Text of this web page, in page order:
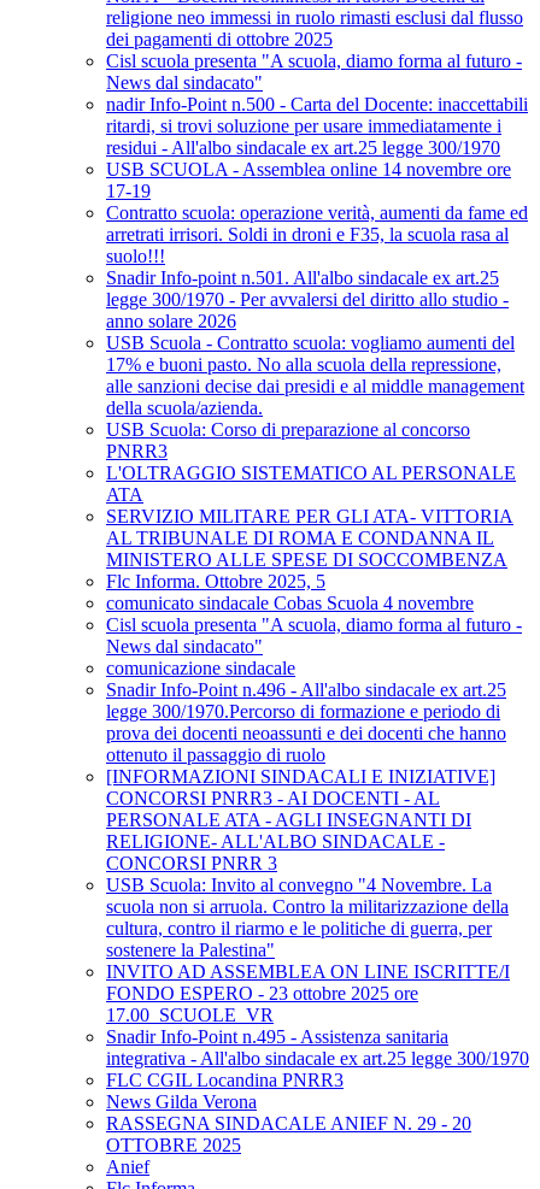
religione neo immessi in ruolo rimasti esclusi dal flusso
dei pagamenti di ottobre 2025
Cisl scuola presenta "A scuola, diamo forma al futuro -
News dal sindacato"
nadir Info-Point n.500 - Carta del Docente: inaccettabili
ritardi, si trovi soluzione per usare immediatamente i
residui - All'albo sindacale ex art.25 legge 300/1970
USB SCUOLA - Assemblea online 14 novembre ore
17-19
Contratto scuola: operazione verità, aumenti da fame ed
arretrati irrisori. Soldi in droni e F35, la scuola rasa al
suolo!!!
Snadir Info-point n.501. All'albo sindacale ex art.25
legge 300/1970 - Per avvalersi del diritto allo studio -
anno solare 2026
USB Scuola - Contratto scuola: vogliamo aumenti del
17% e buoni pasto. No alla scuola della repressione,
alle sanzioni decise dai presidi e al middle management
della scuola/azienda.
USB Scuola: Corso di preparazione al concorso
PNRR3
L'OLTRAGGIO SISTEMATICO AL PERSONALE
ATA
SERVIZIO MILITARE PER GLI ATA- VITTORIA
AL TRIBUNALE DI ROMA E CONDANNA IL
MINISTERO ALLE SPESE DI SOCCOMBENZA
Flc Informa. Ottobre 2025, 5
comunicato sindacale Cobas Scuola 4 novembre
Cisl scuola presenta "A scuola, diamo forma al futuro -
News dal sindacato"
comunicazione sindacale
Snadir Info-Point n.496 - All'albo sindacale ex art.25
legge 300/1970.Percorso di formazione e periodo di
prova dei docenti neoassunti e dei docenti che hanno
ottenuto il passaggio di ruolo
[INFORMAZIONI SINDACALI E INIZIATIVE]
CONCORSI PNRR3 - AI DOCENTI - AL
PERSONALE ATA - AGLI INSEGNANTI DI
RELIGIONE- ALL'ALBO SINDACALE -
CONCORSI PNRR 3
USB Scuola: Invito al convegno "4 Novembre. La
scuola non si arruola. Contro la militarizzazione della
cultura, contro il riarmo e le politiche di guerra, per
sostenere la Palestina"
INVITO AD ASSEMBLEA ON LINE ISCRITTE/I
FONDO ESPERO - 23 ottobre 2025 ore
17.00_SCUOLE_VR
Snadir Info-Point n.495 - Assistenza sanitaria
integrativa - All'albo sindacale ex art.25 legge 300/1970
FLC CGIL Locandina PNRR3
News Gilda Verona
RASSEGNA SINDACALE ANIEF N. 29 - 20
OTTOBRE 2025
Anief